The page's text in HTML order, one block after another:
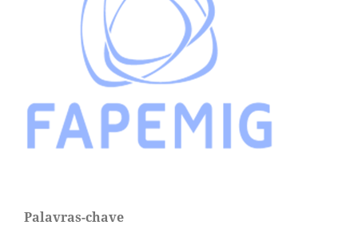
Palavras-chave